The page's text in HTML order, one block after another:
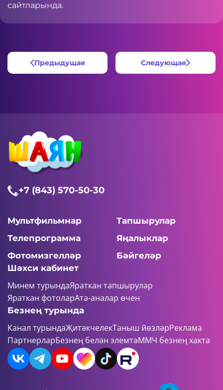
сайтларында.
Предыдущая Следующая
+7 (843) 570-50-30
Мультфильмнар
Тапшырулар
Телепрограмма
Яңалыклар
Фотомизгелләр
Бәйгеләр
Шәхси кабинет
Минем турындаЯраткан тапшырулар
Яраткан фотоларАта-аналар өчен
Безнең турында
Канал турындаҖитәкчелекТаныш йөзләрРеклама
ПартнерларБезнең белән элемтәММЧ безнең хакта